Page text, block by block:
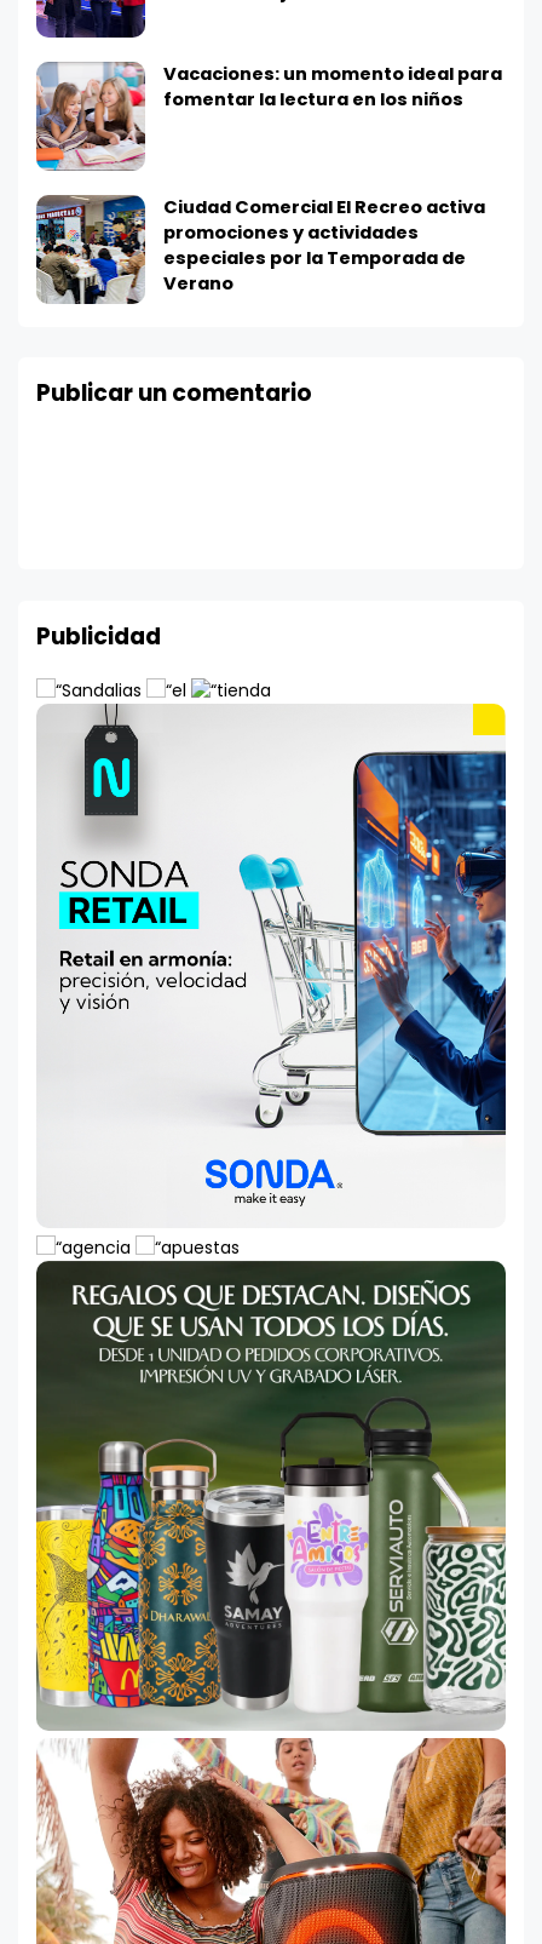
Vacaciones: un momento ideal para
fomentar la lectura en los niños
Ciudad Comercial El Recreo activa
promociones y actividades
especiales por la Temporada de
Verano
Publicar un comentario
Publicidad